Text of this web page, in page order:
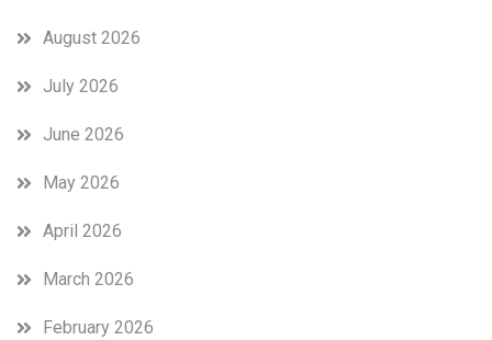
August 2026
July 2026
June 2026
May 2026
April 2026
March 2026
February 2026